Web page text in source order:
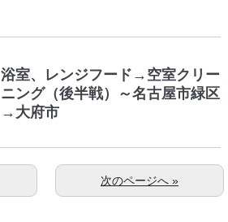
浴室、レンジフード→空室クリー
ニング（後半戦）～名古屋市緑区
→大府市
次のページへ »